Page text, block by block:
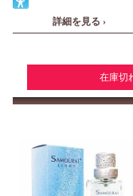
詳細を見る ›
在庫切